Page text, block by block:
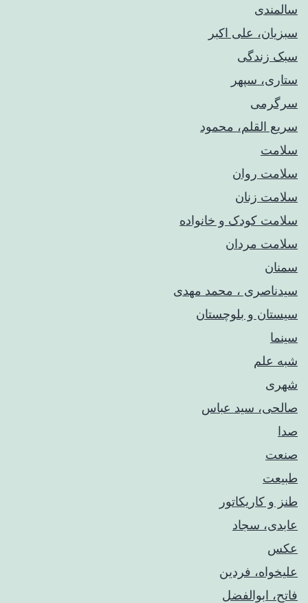
سالمندی
سبزیان، علی اکبر
سبک زندگی
ستاری، سپهر
سرگرمی
سریع القلم، محمود
سلامت
سلامت روان
سلامت زنان
سلامت کودک‌ و خانواده
سلامت مردان
سمنان
سیدناصری ، محمد مهدی
سیستان و بلوچستان
سینما
شبه علم
شهری
صالحی، سید عباس
صدا
صنعت
طبیعت
طنز و کاریکاتور
عابدی، سجاد
عکس
علیخواه، فردین
فاتح، ابوالفضل